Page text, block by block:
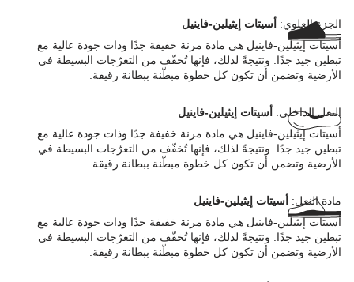
الجزء العلوي: أسيتات إيثيلين-فاينيل
أسيتات إيثيلين-فاينيل هي مادة مرنة خفيفة جدًا وذات جودة عالية مع
تبطين جيد جدًا. ونتيجةً لذلك، فإنها تُخفّف من التعرّجات البسيطة في
الأرضية وتضمن أن تكون كل خطوة مبطّنة ببطانة رقيقة.
النعل الداخلي: أسيتات إيثيلين-فاينيل
أسيتات إيثيلين-فاينيل هي مادة مرنة خفيفة جدًا وذات جودة عالية مع
تبطين جيد جدًا. ونتيجةً لذلك، فإنها تُخفّف من التعرّجات البسيطة في
الأرضية وتضمن أن تكون كل خطوة مبطّنة ببطانة رقيقة.
مادة النعل: أسيتات إيثيلين-فاينيل
أسيتات إيثيلين-فاينيل هي مادة مرنة خفيفة جدًا وذات جودة عالية مع
تبطين جيد جدًا. ونتيجةً لذلك، فإنها تُخفّف من التعرّجات البسيطة في
الأرضية وتضمن أن تكون كل خطوة مبطّنة ببطانة رقيقة.